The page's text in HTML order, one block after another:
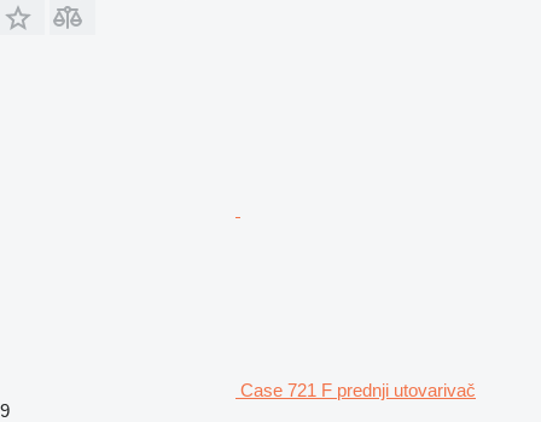
Case 721 F prednji utovarivač
9